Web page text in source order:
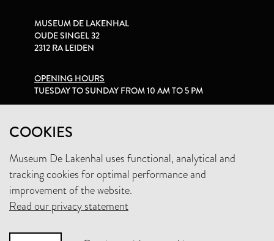
COOKIES
Museum De Lakenhal uses functional, analytical and
tracking cookies for optimal performance and
improvement of the website.
Read our privacy statement
MUSEUM DE LAKENHAL
OUDE SINGEL 32
2312 RA LEIDEN
OPENING HOURS
TUESDAY TO SUNDAY FROM 10 AM TO 5 PM
+31 (0)71 5165360
INFO@LAKENHAL.NL
SUPPORT THE MUSEUM